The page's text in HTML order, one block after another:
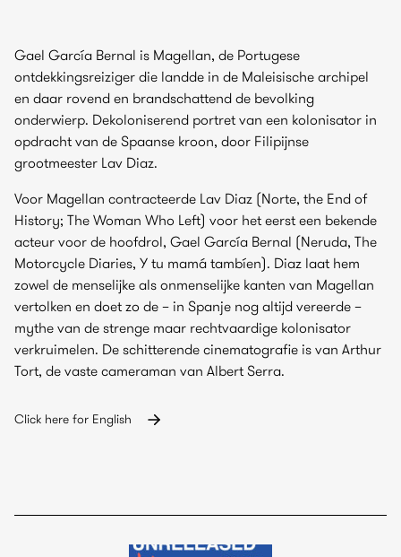
Gael García Bernal is Magellan, de Portugese
ontdekkingsreiziger die landde in de Maleisische archipel
en daar rovend en brandschattend de bevolking
onderwierp. Dekoloniserend portret van een kolonisator in
opdracht van de Spaanse kroon, door Filipijnse
grootmeester Lav Diaz.
Voor Magellan contracteerde Lav Diaz (Norte, the End of
History; The Woman Who Left) voor het eerst een bekende
acteur voor de hoofdrol, Gael García Bernal (Neruda, The
Motorcycle Diaries, Y tu mamá tambíen). Diaz laat hem
zowel de menselijke als onmenselijke kanten van Magellan
vertolken en doet zo de – in Spanje nog altijd vereerde –
mythe van de strenge maar rechtvaardige kolonisator
verkruimelen. De schitterende cinematografie is van Arthur
Tort, de vaste cameraman van Albert Serra.
Click here for English